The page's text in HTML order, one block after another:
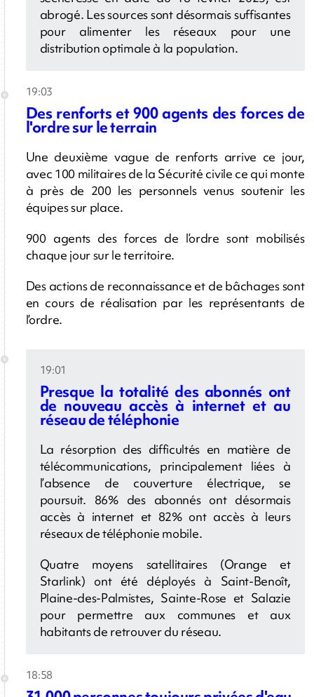
abrogé. Les sources sont désormais suffisantes
pour alimenter les réseaux pour une
distribution optimale à la population.
19:03
Des renforts et 900 agents des forces de
l'ordre sur le terrain
Une deuxième vague de renforts arrive ce jour,
avec 100 militaires de la Sécurité civile ce qui monte
à près de 200 les personnels venus soutenir les
équipes sur place.
900 agents des forces de l’ordre sont mobilisés
chaque jour sur le territoire.
Des actions de reconnaissance et de bâchages sont
en cours de réalisation par les représentants de
l’ordre.
19:01
Presque la totalité des abonnés ont
de nouveau accès à internet et au
réseau de téléphonie
La résorption des difficultés en matière de
télécommunications, principalement liées à
l’absence de couverture électrique, se
poursuit. 86% des abonnés ont désormais
accès à internet et 82% ont accès à leurs
réseaux de téléphonie mobile.
Quatre moyens satellitaires (Orange et
Starlink) ont été déployés à Saint-Benoît,
Plaine-des-Palmistes, Sainte-Rose et Salazie
pour permettre aux communes et aux
habitants de retrouver du réseau.
18:58